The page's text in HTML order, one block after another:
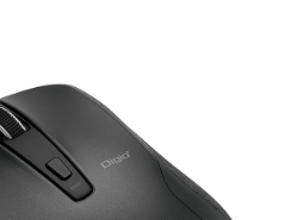
ボディ。無線静音5ボタン